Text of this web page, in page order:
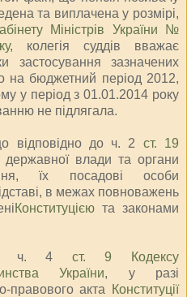
та виплачена у розмірі,
Міністрів України №
, колегія суддів вважає
застосування зазначених
на бюджетний період 2012,
у період з 01.01.2014 року
не підлягала.
відповідно до ч. 2 ст. 19
державної влади та органи
їх посадові особи
в межах повноважень
Конституцією та законами
ч. 4 ст. 9 Кодексу
України, у разі
правового акта
Конституції